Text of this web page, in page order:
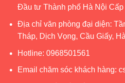
Đầu tư Thành phố Hà Nội Cấp
Địa chỉ văn phòng đại diện:
Tháp, Dịch Vọng, Cầu Giấy,
Hotline: 0968501561
Email chăm sóc khách hàng: